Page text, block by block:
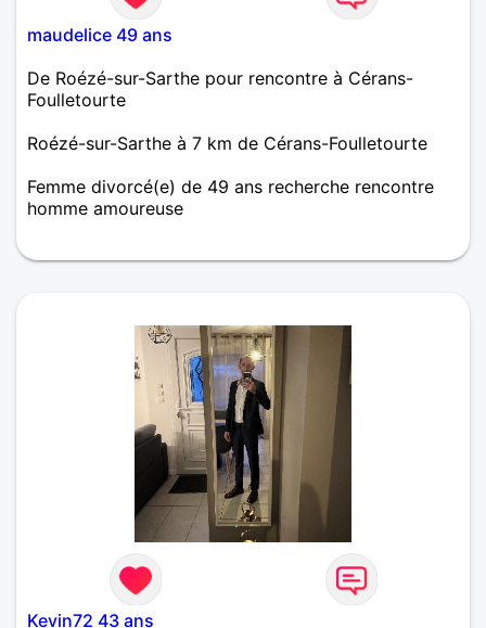
maudelice 49 ans
De Roézé-sur-Sarthe pour rencontre à Cérans-
Foulletourte
Roézé-sur-Sarthe à 7 km de Cérans-Foulletourte
Femme divorcé(e) de 49 ans recherche rencontre
homme amoureuse
une complicité, tout les ingrédients permettant le
Kevin72 43 ans